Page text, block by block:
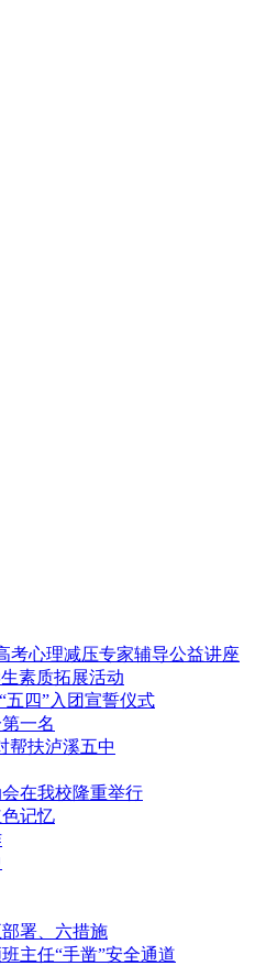
考心理减压专家辅导公益讲座
素质拓展活动
五四”入团宣誓仪式
一名
帮扶泸溪五中
在我校隆重举行
记忆
署、六措施
主任“手凿”安全通道